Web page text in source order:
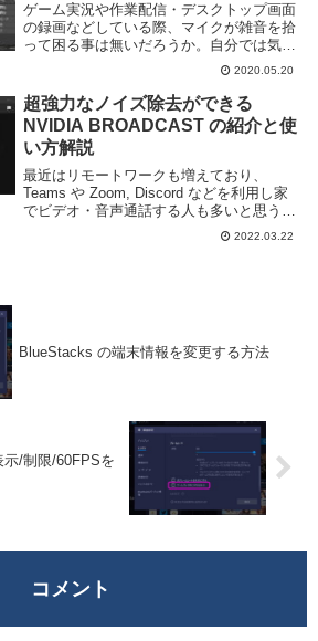
ゲーム実況や作業配信・デスクトップ画面
の録画などしている際、マイクが雑音を拾
って困る事は無いだろうか。自分では気づ
きにくいためリスナーから「ノイズのって
る」などと指摘される人もいるのではない
かと思う。このページでは無料の画面録
画・ストリーミ...
2020.05.20
超強力なノイズ除去ができる
NVIDIA BROADCAST の紹介と使
い方解説
最近はリモートワークも増えており、
Teams や Zoom, Discord などを利用し家
でビデオ・音声通話する人も多いと思う。
しかし、ビデオ・音声通話をする際にはマ
イクにキーボード等の余計なノイズが入っ
2022.03.22
BlueStacks の端末情報を変更する方法
/制限/60FPSを
コメント